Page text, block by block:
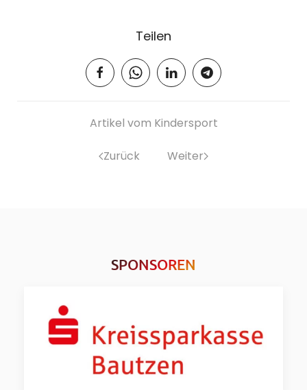
Teilen
Artikel vom Kindersport
Zurück Weiter
SPONSOREN